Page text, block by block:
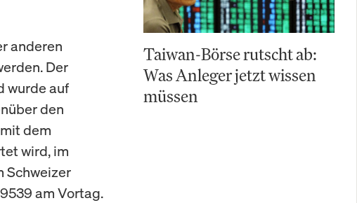
anderen
Der
wurde auf
den
dem
wird, im
Schweizer
am Vortag.
Taiwan-Börse rutscht ab:
Was Anleger jetzt wissen
müssen